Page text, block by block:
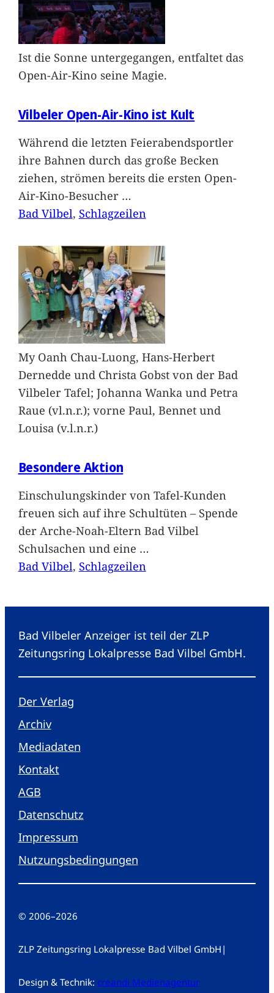
Ist die Sonne untergegangen, entfaltet das
Open-Air-Kino seine Magie.
Vilbeler Open-Air-Kino ist Kult
Während die letzten Feierabendsportler
ihre Bahnen durch das große Becken
ziehen, strömen bereits die ersten Open-
Air-Kino-Besucher …
Bad Vilbel, Schlagzeilen
My Oanh Chau-Luong, Hans-Herbert
Dernedde und Christa Gobst von der Bad
Vilbeler Tafel; Johanna Wanka und Petra
Raue (vl.n.r.); vorne Paul, Bennet und
Louisa (v.l.n.r.)
Besondere Aktion
Einschulungskinder von Tafel-Kunden
freuen sich auf ihre Schultüten – Spende
der Arche-Noah-Eltern Bad Vilbel
Schulsachen und eine …
Bad Vilbel, Schlagzeilen
Bad Vilbeler Anzeiger ist teil der ZLP
Zeitungsring Lokalpresse Bad Vilbel GmbH.
Der Verlag
Archiv
Mediadaten
Kontakt
AGB
Datenschutz
Impressum
Nutzungsbedingungen
© 2006–2026
ZLP Zeitungsring Lokalpresse Bad Vilbel GmbH |
Design & Technik: creandi Medienagentur